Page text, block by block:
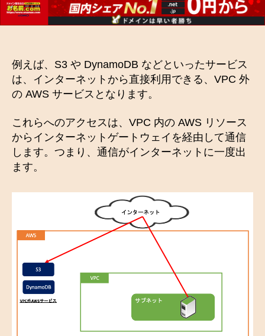
例えば、S3 や DynamoDB などといったサービス
は、インターネットから直接利用できる、VPC 外
の AWS サービスとなります。
これらへのアクセスは、VPC 内の AWS リソース
からインターネットゲートウェイを経由して通信
します。つまり、通信がインターネットに一度出
ます。